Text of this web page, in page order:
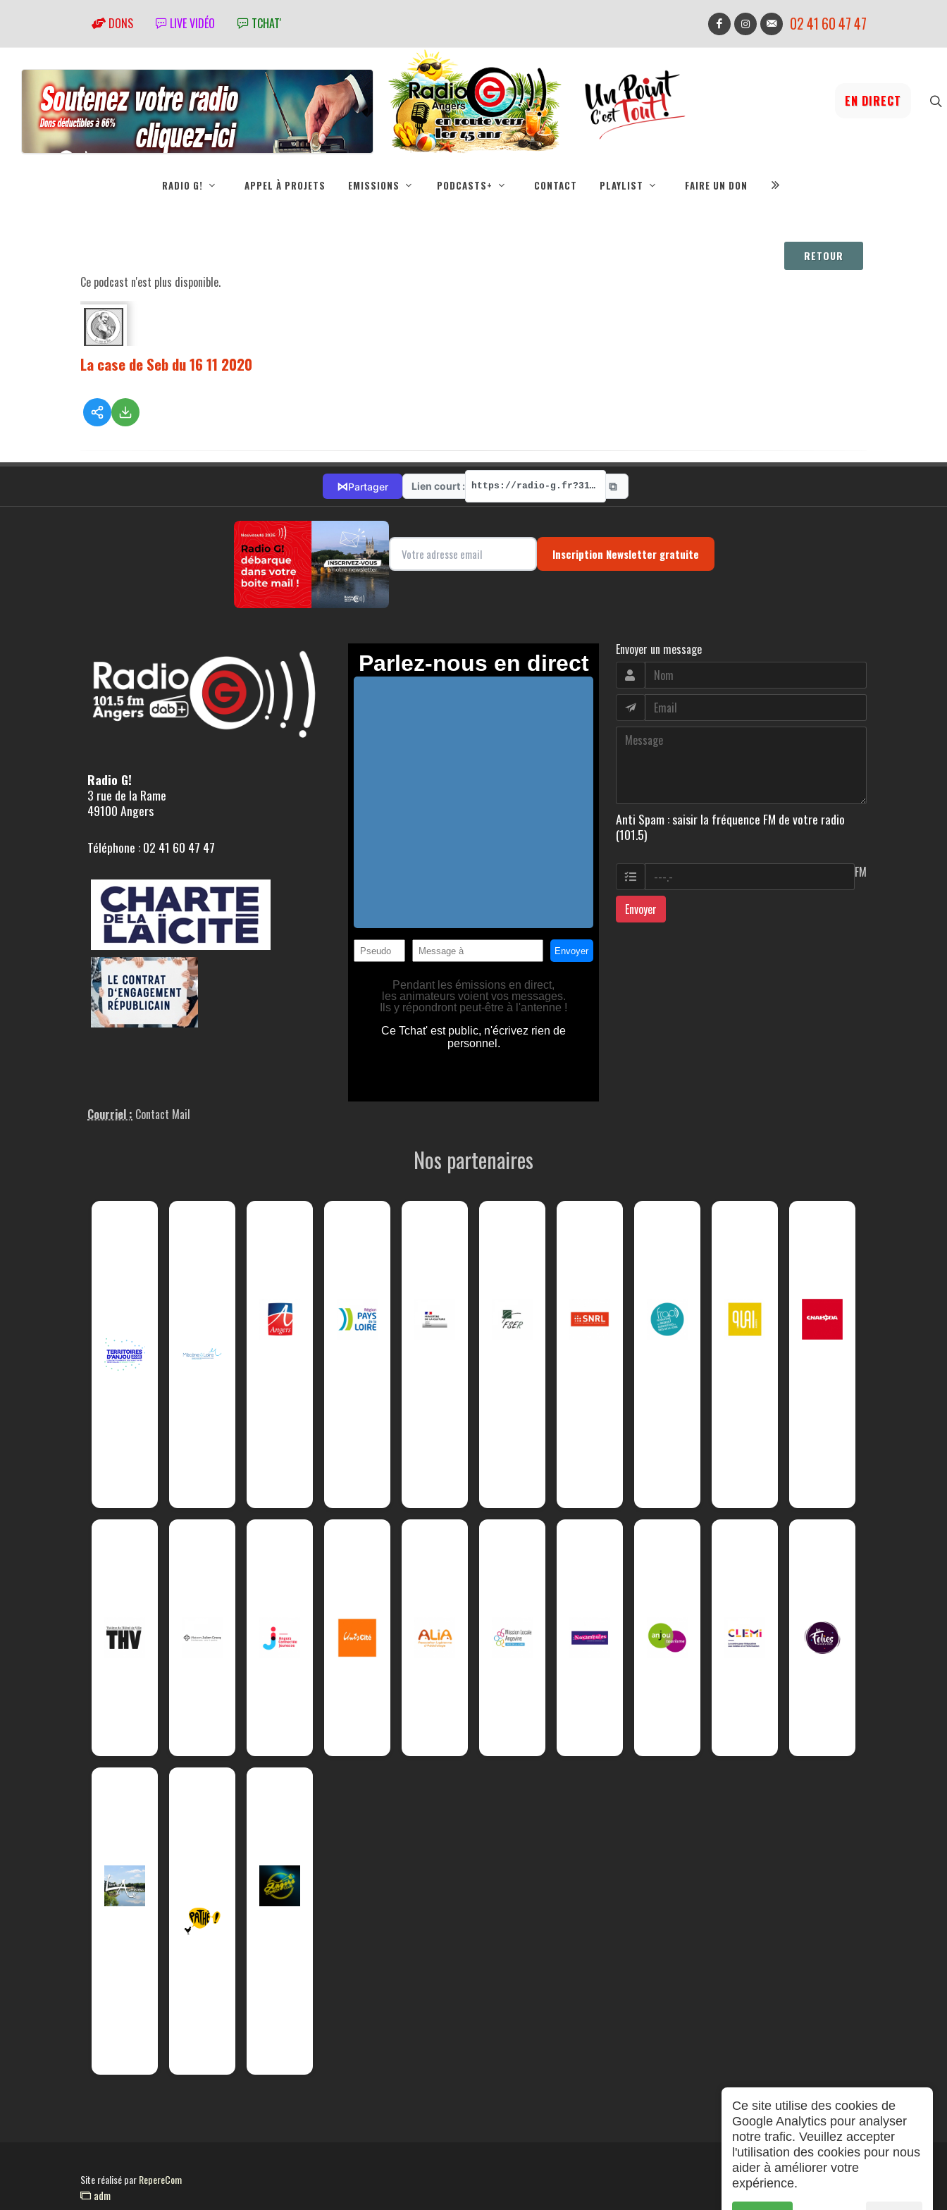
DONS LIVE VIDÉO TCHAT' 02 41 60 47 47
EN DIRECT
RADIO G! APPEL À PROJETS EMISSIONS PODCASTS+ CONTACT PLAYLIST FAIRE UN DON
RETOUR
Ce podcast n'est plus disponible.
La case de Seb du 16 11 2020
⋈Partager Lien court : https://radio-g.fr?3134 ⧉
Inscription Newsletter gratuite
Radio G!
3 rue de la Rame
49100 Angers
Téléphone : 02 41 60 47 47
Courriel : Contact Mail
Envoyer un message
Anti Spam : saisir la fréquence FM de votre radio
(101.5)
FM
Envoyer
Nos partenaires
Site réalisé parRepereCom
adm
Ce site utilise des cookies de
Google Analytics pour analyser
notre trafic. Veuillez accepter
l'utilisation des cookies pour nous
aider à améliorer votre
expérience.